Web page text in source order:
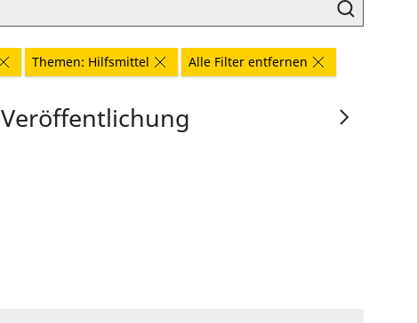
Themen: Hilfsmittel Alle Filter entfernen
Veröffentlichung